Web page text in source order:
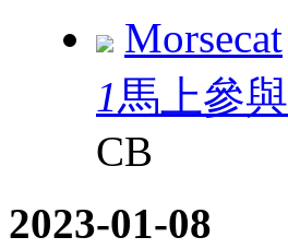
Morsecat
1馬上參與
CB
2023-01-08